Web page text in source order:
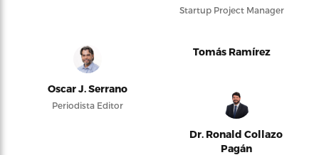
Startup Project Manager
Oscar J. Serrano
Periodista Editor
Tomás Ramírez
Dr. Ronald Collazo
Pagán